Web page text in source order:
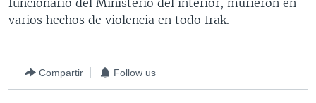
DEPORTIVO INTERNACIONAL
ENTRETENIMIENTO
funcionario del Ministerio del interior, murieron en
varios hechos de violencia en todo Irak.
Compartir Follow us